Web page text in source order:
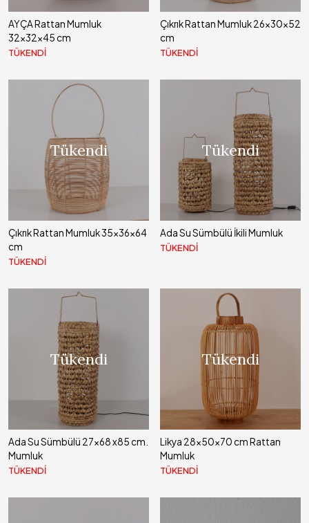
AYÇA Rattan Mumluk
32x32x45 cm
TÜKENDİ
Çıkrık Rattan Mumluk 26x30x52
cm
TÜKENDİ
Tükendi
Çıkrık Rattan Mumluk 35x36x64
cm
TÜKENDİ
Tükendi
Ada Su Sümbülü İkili Mumluk
TÜKENDİ
Tükendi
Ada Su Sümbülü 27x68 x85 cm.
Mumluk
TÜKENDİ
Tükendi
Likya 28x50x70 cm Rattan
Mumluk
TÜKENDİ